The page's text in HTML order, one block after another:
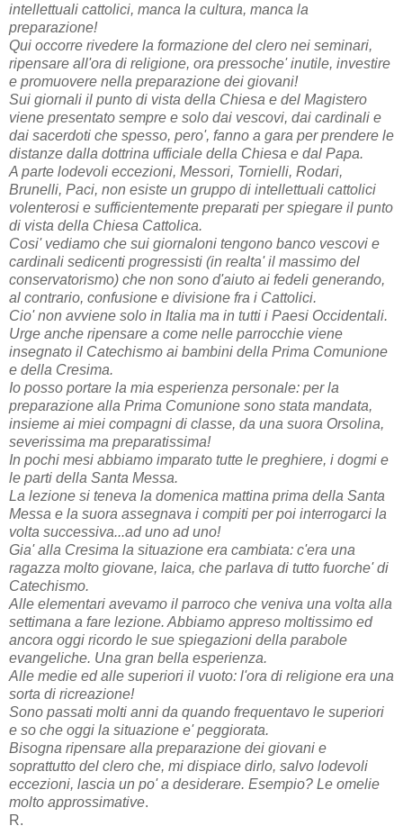
intellettuali cattolici, manca la cultura, manca la
preparazione!
Qui occorre rivedere la formazione del clero nei seminari,
ripensare all'ora di religione, ora pressoche' inutile, investire
e promuovere nella preparazione dei giovani!
Sui giornali il punto di vista della Chiesa e del Magistero
viene presentato sempre e solo dai vescovi, dai cardinali e
dai sacerdoti che spesso, pero', fanno a gara per prendere le
distanze dalla dottrina ufficiale della Chiesa e dal Papa.
A parte lodevoli eccezioni, Messori, Tornielli, Rodari,
Brunelli, Paci, non esiste un gruppo di intellettuali cattolici
volenterosi e sufficientemente preparati per spiegare il punto
di vista della Chiesa Cattolica.
Cosi' vediamo che sui giornaloni tengono banco vescovi e
cardinali sedicenti progressisti (in realta' il massimo del
conservatorismo) che non sono d'aiuto ai fedeli generando,
al contrario, confusione e divisione fra i Cattolici.
Cio' non avviene solo in Italia ma in tutti i Paesi Occidentali.
Urge anche ripensare a come nelle parrocchie viene
insegnato il Catechismo ai bambini della Prima Comunione
e della Cresima.
Io posso portare la mia esperienza personale: per la
preparazione alla Prima Comunione sono stata mandata,
insieme ai miei compagni di classe, da una suora Orsolina,
severissima ma preparatissima!
In pochi mesi abbiamo imparato tutte le preghiere, i dogmi e
le parti della Santa Messa.
La lezione si teneva la domenica mattina prima della Santa
Messa e la suora assegnava i compiti per poi interrogarci la
volta successiva...ad uno ad uno!
Gia' alla Cresima la situazione era cambiata: c'era una
ragazza molto giovane, laica, che parlava di tutto fuorche' di
Catechismo.
Alle elementari avevamo il parroco che veniva una volta alla
settimana a fare lezione. Abbiamo appreso moltissimo ed
ancora oggi ricordo le sue spiegazioni della parabole
evangeliche. Una gran bella esperienza.
Alle medie ed alle superiori il vuoto: l'ora di religione era una
sorta di ricreazione!
Sono passati molti anni da quando frequentavo le superiori
e so che oggi la situazione e' peggiorata.
Bisogna ripensare alla preparazione dei giovani e
soprattutto del clero che, mi dispiace dirlo, salvo lodevoli
eccezioni, lascia un po' a desiderare. Esempio? Le omelie
molto approssimative.
R.